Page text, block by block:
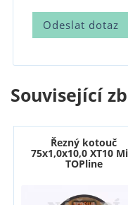
Související
Řezný kotouč
75x1,0x10,0 XT10
TOPline